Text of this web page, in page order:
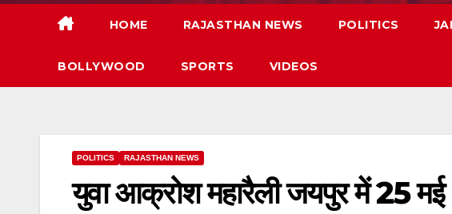
HOME RAJASTHAN NEWS POLITICS
BOLLYWOOD SPORTS VIDEOS
POLITICS RAJASTHAN NEWS
युवा आक्रोश महारैली जयपुर में 25